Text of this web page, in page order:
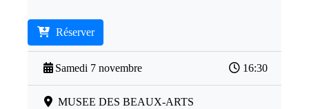
Réserver
Samedi 7 novembre 16:30
MUSEE DES BEAUX-ARTS